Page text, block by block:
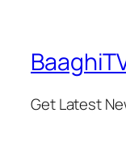
Get Latest